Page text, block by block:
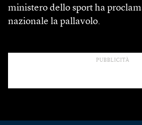
ministero dello sport ha
nazionale la pallavolo.
PUBBLICITÀ